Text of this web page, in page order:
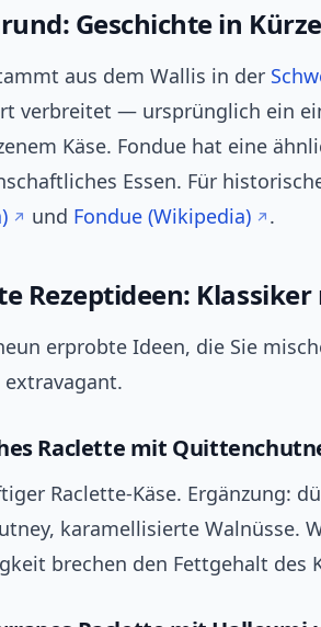
Geschichte in Kürze
aus dem Wallis in der
verbreitet — ursprünglich ein
Käse. Fondue hat eine
Essen. Für
und Fondue (Wikipedia) .
Rezeptideen:
erprobte Ideen, die Sie
Raclette mit
Raclette‑Käse. Ergänzung:
karamellisierte Walnüsse.
brechen den Fettgehalt des